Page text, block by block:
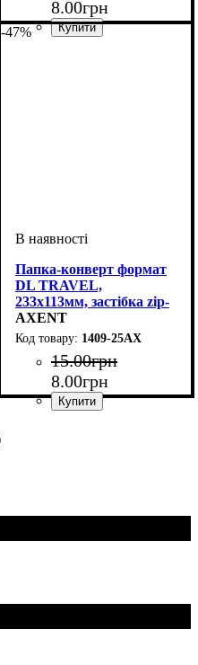
8.00грн
-47%
Папка-конверт формат
DL TRAVEL,
233х113мм, застібка zip-
lock зелена
AXENT
1409-25АХ
15.00грн
8.00грн